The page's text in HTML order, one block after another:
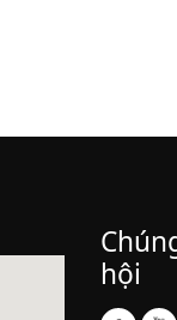
hội